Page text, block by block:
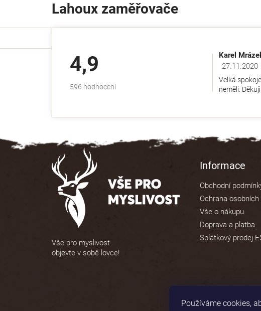
Používáme cookies,
Lahoux zaměřovače
4,9
Průměrné
5
hvězdiček.
596 hodnocení
Karel
Hodnocení
27.11.2020
Velká
neměli. Děkuji
Vše pro myslivost
objevte v sobě lovce!
Informace
Obchodní
Ochrana osobních
Vše o nákupu
Doprava a platba
Splátkový prodej